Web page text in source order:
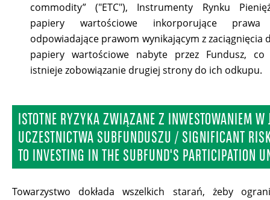
commodity” ("ETC"), Instrumenty Rynku
papiery wartościowe inkorporujące prawa
odpowiadające prawom wynikającym z zaciągnięcia
papiery wartościowe nabyte przez Fundusz,
istnieje zobowiązanie drugiej strony do ich odkupu.
ISTOTNE RYZYKA ZWIĄZANE Z INWESTOWANIEM W
UCZESTNICTWA SUBFUNDUSZU / SIGNIFICANT
TO INVESTING IN THE SUBFUND'S PARTICIPATION
Towarzystwo dokłada wszelkich starań, żeby